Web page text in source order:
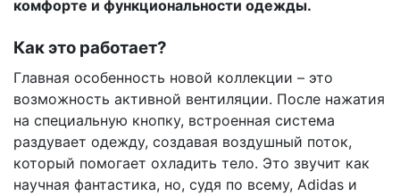
комфорте и функциональности одежды.
Как это работает?
Главная особенность новой коллекции – это
возможность активной вентиляции. После нажатия
на специальную кнопку, встроенная система
раздувает одежду, создавая воздушный поток,
который помогает охладить тело. Это звучит как
научная фантастика, но, судя по всему, Adidas и